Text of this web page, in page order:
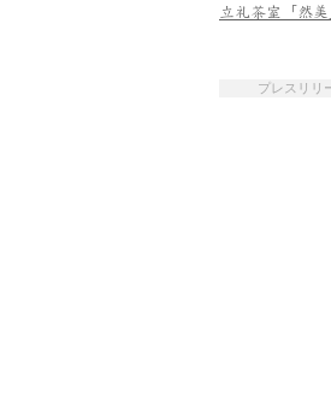
立礼茶室「然美
プレスリリ